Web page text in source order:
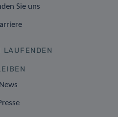
Sie uns
LAUFENDEN
News